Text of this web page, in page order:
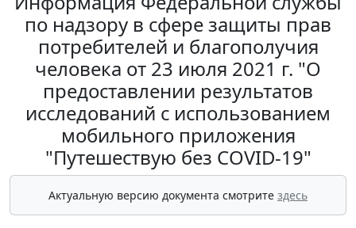
по надзору в сфере защиты прав
потребителей и благополучия
человека от 23 июля 2021 г. "О
предоставлении результатов
исследований с использованием
мобильного приложения
"Путешествую без COVID-19"
Актуальную версию документа смотрите здесь